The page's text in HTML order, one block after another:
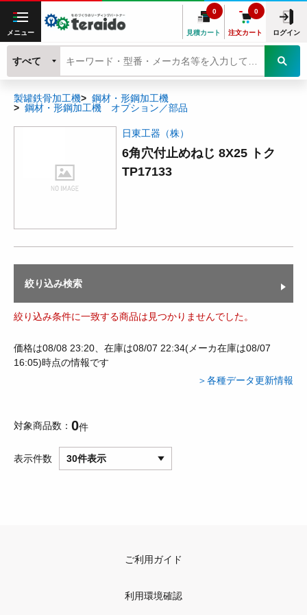
メニュー 見積カート
0
注文カート
0
ログイン
すべて
製罐鉄骨加工機
鋼材・形鋼加工機
鋼材・形鋼加工機 オプション／部品
日東工器（株）
6角穴付止めねじ 8X25 トク
TP17133
絞り込み検索
絞り込み条件に一致する商品は見つかりませんでした。
価格は08/08 23:20、在庫は08/07 22:34(メーカ在庫は08/07
16:05)時点の情報です
＞各種データ更新情報
対象商品数 0件
表示件数 30件表示
ご利用ガイド
利用環境確認